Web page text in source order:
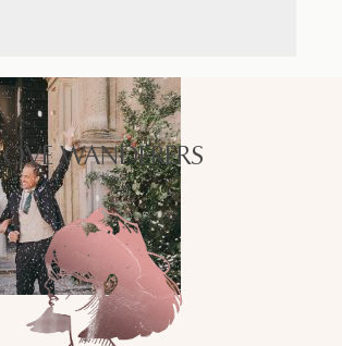
WANDERERS